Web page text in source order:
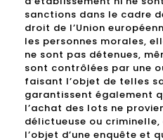
sanctions dans le cadre
droit de l’Union
les personnes morales,
ne sont pas détenues,
sont contrôlées par une
faisant l’objet de telles
garantissent également
l’achat des lots ne
délictueuse ou
l’objet d’une enquête et